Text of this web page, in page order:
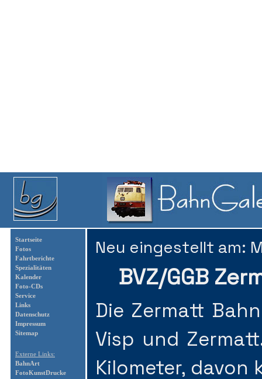
Startseite
Fotos
Fahrtberichte
Spezialitäten
Kalender
Foto-CDs
Service
Links
Datenschutz
Impressum
Sitemap
Externe Links:
BahnArt
FotoKunstDrucke
Neu eingestellt am:
BVZ/GGB
Die Zermatt
Visp und
Kilometer,